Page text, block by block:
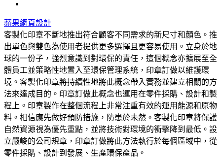
蘋果網頁設計
客製化印章不斷地推出符合顧客不同需求的新尺寸和顏色。推
出單色與雙色為使用者提供更多選擇且更容易使用。立身於地
球的一份子，強烈意識到對環保的責任，這個概念亦擴展至全
體員工並策略性地置入至環保管理系統，印章訂做以維護環
境。客製化印章將持續性地將此概念帶入實務並建立相關的方
法來達成目的。印章訂做此概念也運用在零件採購、設計和製
程上。印章製作在整個流程上非常注重有效的運用能源和原物
料。相信應先做好預防措施，防患於未然。客製化印章將保護
自然資源視為優先重點，並將技術對環境的衝擊降到最低。設
立嚴峻的公司規章，印章訂做將此方法執行於每個區域中，從
零件採購、設計到發展、生產環保產品。